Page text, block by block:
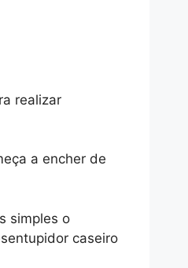
realizar
a encher de
simples o
caseiro